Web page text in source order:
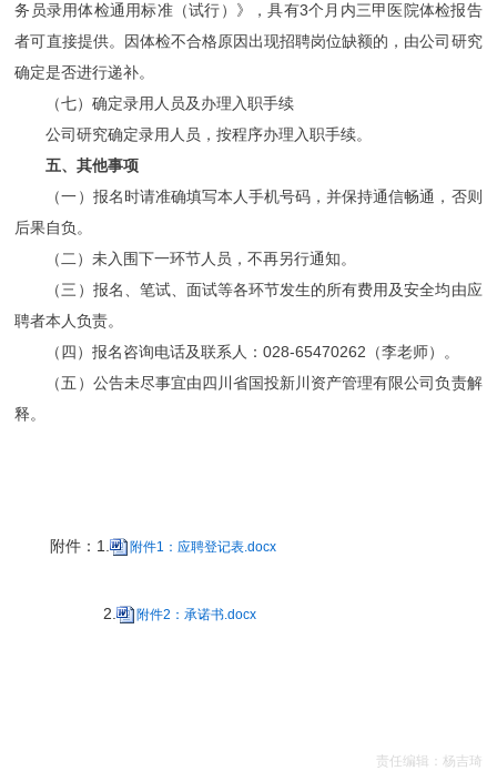
务员录用体检通用标准（试行）》，具有3个月内三甲医院体检报告
者可直接提供。因体检不合格原因出现招聘岗位缺额的，由公司研究
确定是否进行递补。
（七）确定录用人员及办理入职手续
公司研究确定录用人员，按程序办理入职手续。
五、其他事项
（一）报名时请准确填写本人手机号码，并保持通信畅通，否则
后果自负。
（二）未入围下一环节人员，不再另行通知。
（三）报名、笔试、面试等各环节发生的所有费用及安全均由应
聘者本人负责。
（四）报名咨询电话及联系人：028-65470262（李老师）。
（五）公告未尽事宜由四川省国投新川资产管理有限公司负责解
释。
附件：1. 附件1：应聘登记表.docx
2. 附件2：承诺书.docx
责任编辑：杨吉琦